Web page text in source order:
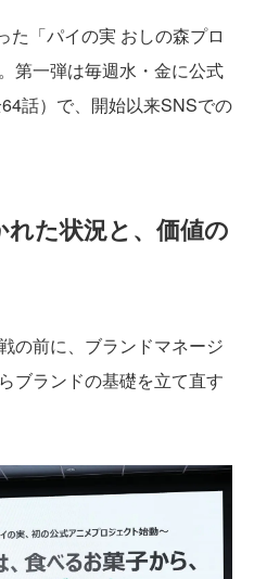
「パイの実 おしの森プロ
第一弾は毎週水・金に公式
話）で、開始以来SNSでの
れた状況と、価値の
の前に、ブランドマネージ
ブランドの基礎を立て直す